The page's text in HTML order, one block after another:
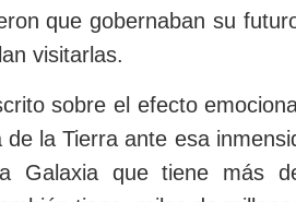
que gobernaban su
visitarlas.
sobre el efecto
de la Tierra ante esa
Galaxia que tiene más